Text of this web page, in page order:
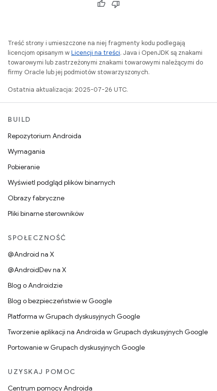
Treść strony i umieszczone na niej fragmenty kodu podlegają
licencjom opisanym wLicencji na treści. Java i OpenJDK są znakami
towarowymi lub zastrzeżonymi znakami towarowymi należącymi do
firmy Oracle lub jej podmiotów stowarzyszonych.
Ostatnia aktualizacja: 2025-07-26 UTC.
BUILD
Repozytorium Androida
Wymagania
Pobieranie
Wyświetl podgląd plików binarnych
Obrazy fabryczne
Pliki binarne sterowników
SPOŁECZNOŚĆ
@Android na X
@AndroidDev na X
Blog o Androidzie
Blog o bezpieczeństwie w Google
Platforma w Grupach dyskusyjnych Google
Tworzenie aplikacji na Androida w Grupach dyskusyjnych Google
Portowanie w Grupach dyskusyjnych Google
UZYSKAJ POMOC
Centrum pomocy Androida